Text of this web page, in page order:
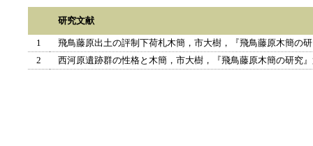
研究文献
1
飛鳥藤原出土の評制下荷札木簡，市大樹，『飛鳥藤原木簡の
2
西河原遺跡群の性格と木簡，市大樹，『飛鳥藤原木簡の研究